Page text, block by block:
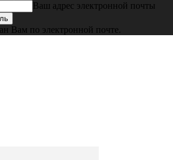
Ваш адрес электронной почты
Вам по электронной почте.